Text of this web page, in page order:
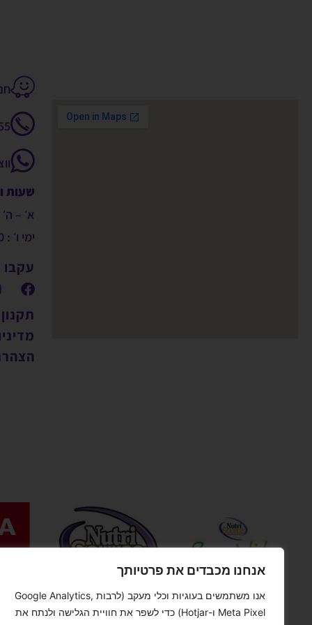
אנחנו מכבדים את פרטיותך
אנו משתמשים בעוגיות וכלי מעקב (לרבות Google Analytics,
Meta Pixel ו-Hotjar) כדי לשפר את חוויית הגלישה ולנתח את
שעות
א׳ – ה׳ : 9:00 –
ימי ו׳ : 09:00 – 14:00
עקבו